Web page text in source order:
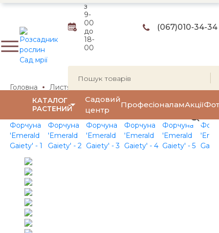
з
9-
00
до
18-
00
(067)010-34-34
КАТАЛОГ
РАСТЕНИЙ
Садовий
центр
ПрофесіоналамАкції
Головна Листяні чагарники